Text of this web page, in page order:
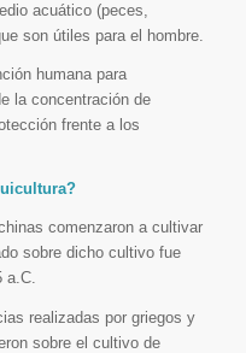
acuático (peces,
son útiles para el hombre.
humana para
la concentración de
frente a los
comenzaron a cultivar
sobre dicho cultivo fue
a.C.
realizadas por griegos y
sobre el cultivo de